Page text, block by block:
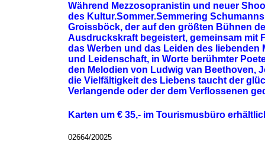
Während Mezzosopranistin und neuer
des Kultur.Sommer.Semmering
Groissböck, der auf den größten Bühnen
Ausdruckskraft begeistert, gemeinsam mit
das Werben und das Leiden des
und Leidenschaft, in Worte berühmter
den Melodien von Ludwig van Beethoven,
die Vielfältigkeit des Liebens taucht der
Verlangende oder der dem Verflossenen
Karten um € 35,- im Tourismusbüro
02664/20025